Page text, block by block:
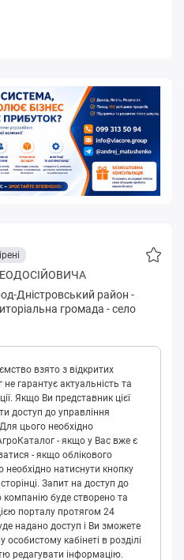
Дністровський район -
громада -село
взято з відкритих
гарантує актуальність та
Якщо Ви представник цієї
доступ до управління
цього необхідно
- якщо у Вас вже є
- якщо облікового
натиснути кнопку
Запит на доступ до
буде створено та
порталу протягом 24
надано доступ і Ви зможете
кабінеті в розділі
редагувати інформацію.